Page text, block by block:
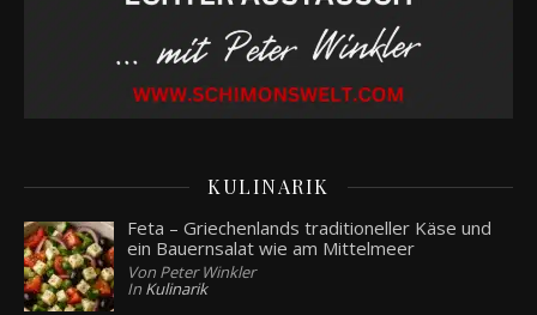
KULINARIK
Feta – Griechenlands traditioneller Käse und
ein Bauernsalat wie am Mittelmeer
Von Peter Winkler
In Kulinarik